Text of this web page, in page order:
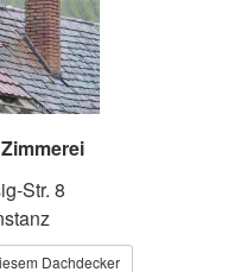
Str. 8
Dachdecker